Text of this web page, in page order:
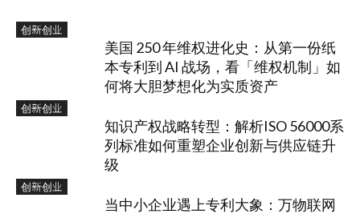
创新创业
美国 250 年维权进化史：从第一份纸
本专利到 AI 战场，看「维权机制」如
何将大胆梦想化为实质资产
创新创业
知识产权战略转型：解析ISO 56000系
列标准如何重塑企业创新与供应链升
级
创新创业
当中小企业遇上专利大象：万物联网